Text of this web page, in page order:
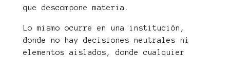
que descompone materia.
Lo mismo ocurre en una institución,
donde no hay decisiones neutrales ni
elementos aislados, donde cualquier